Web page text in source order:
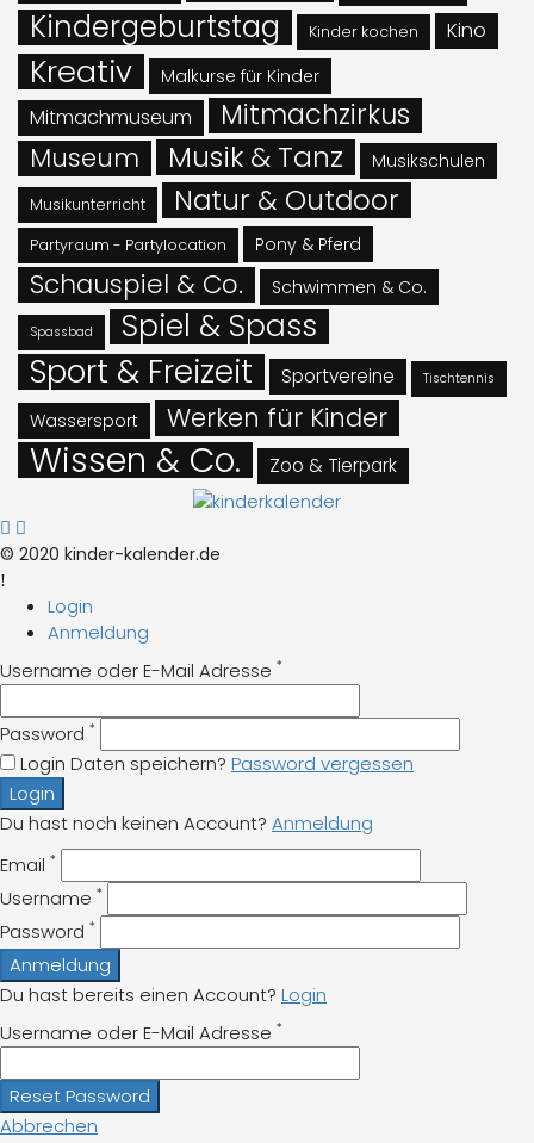
Kindergeburtstag Kinder kochen Kino
Kreativ Malkurse für Kinder
Mitmachmuseum Mitmachzirkus
Museum Musik & Tanz Musikschulen
Musikunterricht Natur & Outdoor
Partyraum - Partylocation Pony & Pferd
Schauspiel & Co. Schwimmen & Co.
Spassbad Spiel & Spass
Sport & Freizeit Sportvereine Tischtennis
Wassersport Werken für Kinder
Wissen & Co. Zoo & Tierpark
© 2020 kinder-kalender.de
Login
Anmeldung
Username oder E-Mail Adresse *
Password *
Login Daten speichern? Password vergessen
Login
Du hast noch keinen Account? Anmeldung
Email *
Username *
Password *
Anmeldung
Du hast bereits einen Account? Login
Username oder E-Mail Adresse *
Reset Password
Abbrechen